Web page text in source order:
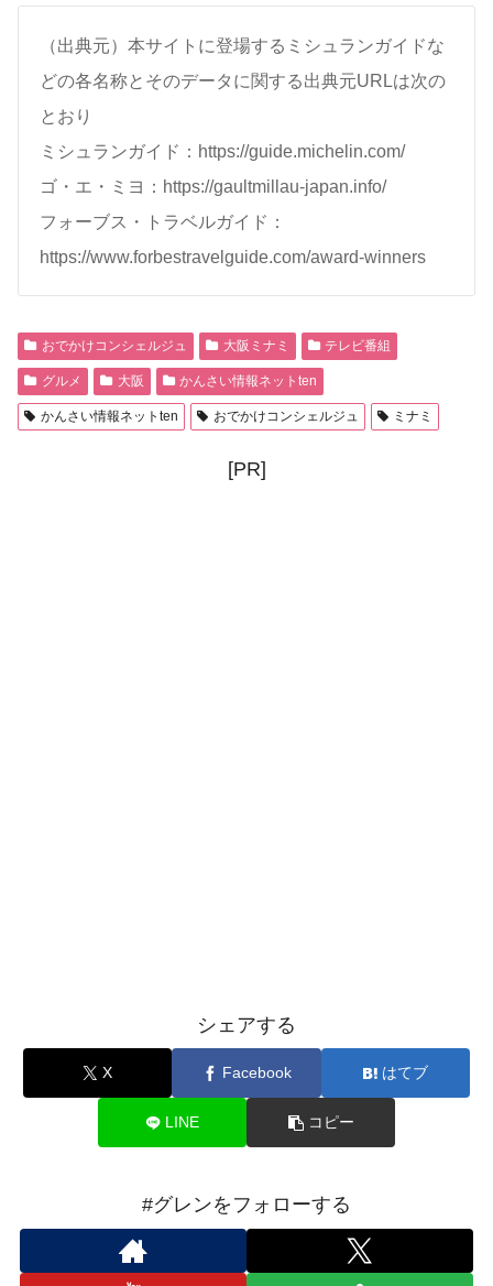
（出典元）本サイトに登場するミシュランガイドな
どの各名称とそのデータに関する出典元URLは次の
とおり
ミシュランガイド：https://guide.michelin.com/
ゴ・エ・ミヨ：https://gaultmillau-japan.info/
フォーブス・トラベルガイド：
https://www.forbestravelguide.com/award-winners
おでかけコンシェルジュ 大阪ミナミ テレビ番組
グルメ 大阪 かんさい情報ネットten
かんさい情報ネットten おでかけコンシェルジュ ミナミ
[PR]
シェアする
X Facebook はてブ
LINE コピー
#グレンをフォローする